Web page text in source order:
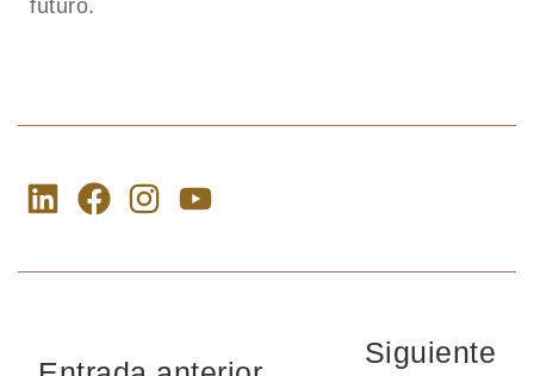
futuro.
Siguiente